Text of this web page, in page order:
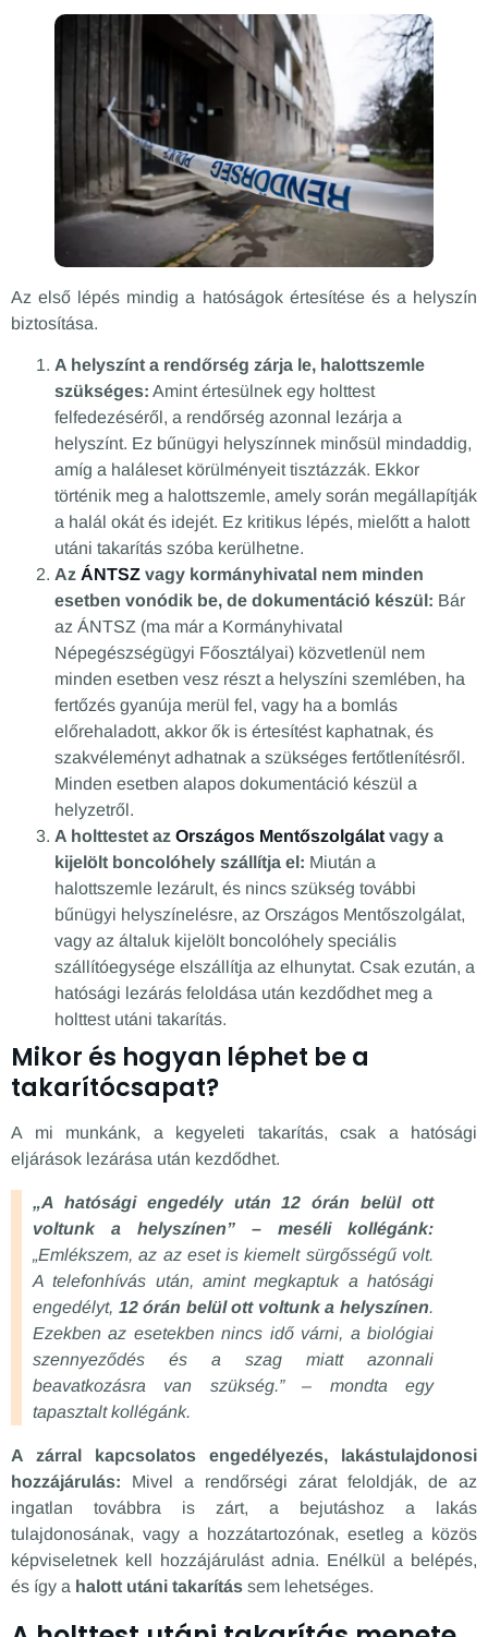
Az első lépés mindig a hatóságok értesítése és a helyszín
biztosítása.
A helyszínt a rendőrség zárja le, halottszemle
szükséges: Amint értesülnek egy holttest
felfedezéséről, a rendőrség azonnal lezárja a
helyszínt. Ez bűnügyi helyszínnek minősül mindaddig,
amíg a haláleset körülményeit tisztázzák. Ekkor
történik meg a halottszemle, amely során megállapítják
a halál okát és idejét. Ez kritikus lépés, mielőtt a halott
utáni takarítás szóba kerülhetne.
Az ÁNTSZ vagy kormányhivatal nem minden
esetben vonódik be, de dokumentáció készül: Bár
az ÁNTSZ (ma már a Kormányhivatal
Népegészségügyi Főosztályai) közvetlenül nem
minden esetben vesz részt a helyszíni szemlében, ha
fertőzés gyanúja merül fel, vagy ha a bomlás
előrehaladott, akkor ők is értesítést kaphatnak, és
szakvéleményt adhatnak a szükséges fertőtlenítésről.
Minden esetben alapos dokumentáció készül a
helyzetről.
A holttestet az Országos Mentőszolgálat vagy a
kijelölt boncolóhely szállítja el: Miután a
halottszemle lezárult, és nincs szükség további
bűnügyi helyszínelésre, az Országos Mentőszolgálat,
vagy az általuk kijelölt boncolóhely speciális
szállítóegysége elszállítja az elhunytat. Csak ezután, a
hatósági lezárás feloldása után kezdődhet meg a
holttest utáni takarítás.
Mikor és hogyan léphet be a
takarítócsapat?
A mi munkánk, a kegyeleti takarítás, csak a hatósági
eljárások lezárása után kezdődhet.
„A hatósági engedély után 12 órán belül ott
voltunk a helyszínen” – meséli kollégánk:
„Emlékszem, az az eset is kiemelt sürgősségű volt.
A telefonhívás után, amint megkaptuk a hatósági
engedélyt, 12 órán belül ott voltunk a helyszínen.
Ezekben az esetekben nincs idő várni, a biológiai
szennyeződés és a szag miatt azonnali
beavatkozásra van szükség.” – mondta egy
tapasztalt kollégánk.
A zárral kapcsolatos engedélyezés, lakástulajdonosi
hozzájárulás: Mivel a rendőrségi zárat feloldják, de az
ingatlan továbbra is zárt, a bejutáshoz a lakás
tulajdonosának, vagy a hozzátartozónak, esetleg a közös
képviseletnek kell hozzájárulást adnia. Enélkül a belépés,
és így a halott utáni takarítás sem lehetséges.